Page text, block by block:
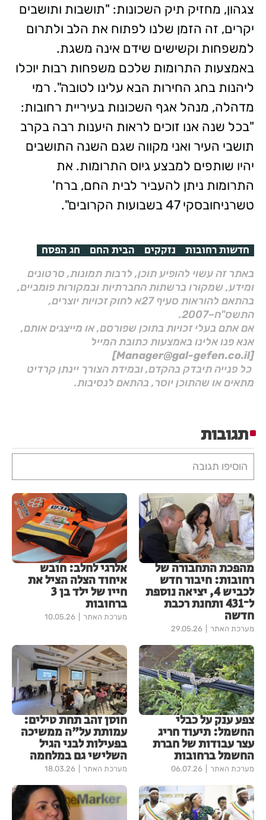
צגהון, מחזיק תיק השכונות: "תושבות ותושבים
יקרים, זה הזמן שלנו לפתוח את הלב ולתרום
למשפחות וקשישים שידם אינה משגת.
באמצעות התרומות שלכם משפחות רבות יוכלו
ליהנות בחג החירות הבא עלינו לטובה". רמי
מדהלה, מנהל אגף השכונות בעיריית רחובות:
"בכל שנה אנו זוכים לראות היענות רבה בקרב
תושבי העיר ואני מקווה שגם השנה התושבים
יהיו שותפים למבצע גיוס התרומות. את
התרומות ניתן להעביר לבית החם, ברח'
טשרניחובסקי 47 בשבועות הקרובים".
חדשות רחובות נזקקים הבית החם חג הפסח
באתר זה עשוי להופיע תוכן, לרבות תמונות, סרטונים
ומידע, שמקורו ברשתות החברתיות ובמקורות פומביים,
בהתאם להוראות סעיף 27א לחוק זכויות יוצרים,
התשס"ח–2007.
אם אתם בעלי זכויות בתוכן שפורסם, או מייצגים אותם,
אנא פנו אלינו באמצעות כתובת המייל
[Manager@gal-gefen.co.il]
כל פנייה תיבדק בהקדם, ובמידת הצורך יינתן קרדיט
מתאים או שהתוכן יוסר, בהתאם לנסיבות.
תגובות
הוסיפו תגובה
מהפכת התחבורה של
רחובות: חיבור חדש
לכביש 4, יציאה נוספת
ל־431 ותחנת רכבת
חדשה
מערכת האתר 29.05.26
אלרגי לחלב: חובש
איחוד הצלה הציל את
חייו של ילד בן 3
ברחובות
מערכת האתר 10.05.26
צפע ענק על כבלי
החשמל: תיעוד חריג
עצר עבודות של חברת
החשמל ברחובות
מערכת האתר 06.07.26
חוסן זהב תחת טילים:
עמותת על"ה ממשיכה
בפעילות לבני הגיל
השלישי גם במלחמה
מערכת האתר 18.03.26